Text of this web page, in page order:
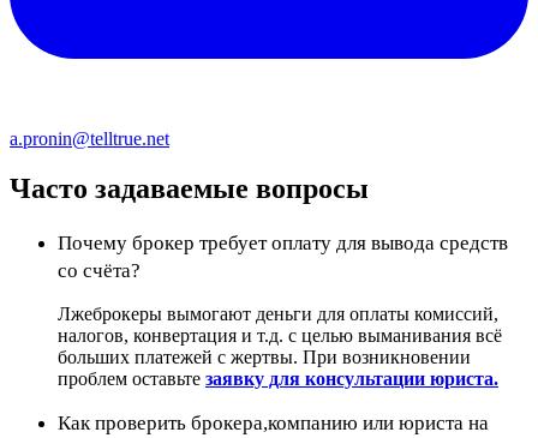
a.pronin@telltrue.net
Часто задаваемые вопросы
Почему брокер требует оплату для вывода средств
со счёта?
Лжеброкеры вымогают деньги для оплаты комиссий,
налогов, конвертация и т.д. с целью выманивания всё
больших платежей с жертвы. При возникновении
проблем оставьте заявку для консультации юриста.
Как проверить брокера,компанию или юриста на